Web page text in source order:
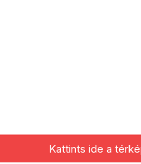
Kattints ide a